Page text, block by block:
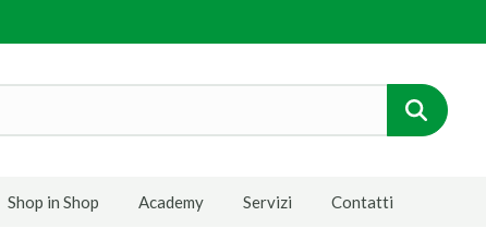
Shop in Shop Academy Servizi Contatti